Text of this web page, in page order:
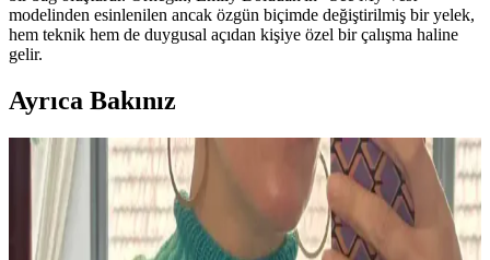
modelinden esinlenilen ancak özgün biçimde değiştirilmiş bir yelek,
hem teknik hem de duygusal açıdan kişiye özel bir çalışma haline
gelir.
Ayrıca Bakınız
Berry Baby Hat: Yeni Doğan Bebekler İçin Orta
Seviye Örgü Şapka Modeli ve Teknik Detayları
Berry Baby Hat, yeni doğan bebekler için Michele Sabatier
tarafından tasarlanmış, orta seviye zorlukta, rahat ve estetik bir örgü